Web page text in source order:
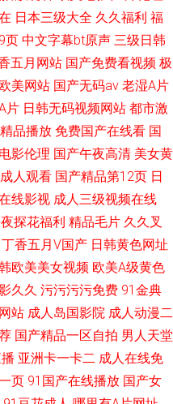
日本三级大全 久久福利 福
页 中文字幕bt原声 三级日韩
五月网站 国产免费看视频 极
美网站 国产无码av 老湿A片
片 日韩无码视频网站 都市激
品播放 免费国产在线看 国
影伦理 国产午夜高清 美女黄
人观看 国产精品第12页 日
线影视 成人三级视频在线
探花福利 精品毛片 久久叉
丁香五月V国产 日韩黄色网址
欧美美女视频 欧美A级黄色
久久 污污污污免费 91金典
站 成人岛国影院 成人动漫二
国产精品一区自拍 男人天堂
亚洲卡一卡二 成人在线免
页 91国产在线播放 国产女